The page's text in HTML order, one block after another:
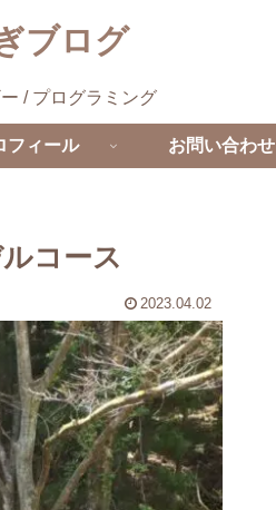
ブログ
/ プログラミング
フィール お問い合わせ
コース
2023.04.02